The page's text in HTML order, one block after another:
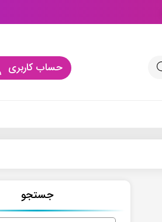
حساب کاربری
جستجو